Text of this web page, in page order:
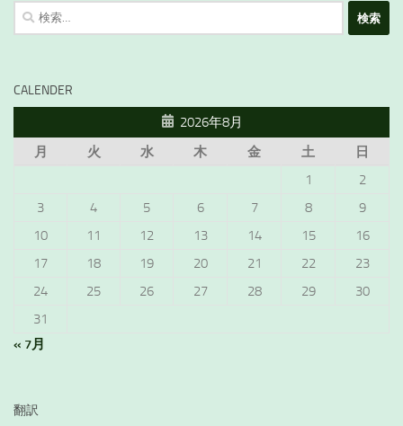
検
索:
CALENDER
2026年8月
月
火 水 木 金 土
日
1
2
3
4 5 6 7 8
9
10
11 12 13 14 15
16
17
18 19 20 21 22
23
24
25 26 27 28 29
30
31
« 7月
翻訳